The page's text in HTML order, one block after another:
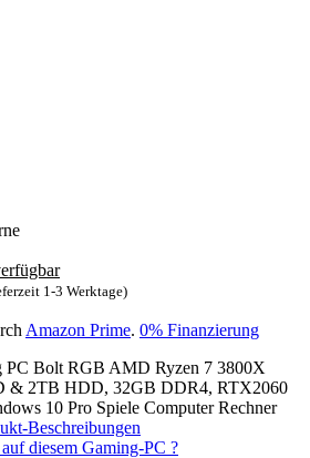
1-3 Werktage)
Amazon Prime. 0% Finanzierung
PC Bolt RGB AMD Ryzen 7 3800X
& 2TB HDD, 32GB DDR4, RTX2060
10 Pro Spiele Computer Rechner
Beschreibungen
diesem Gaming-PC ?